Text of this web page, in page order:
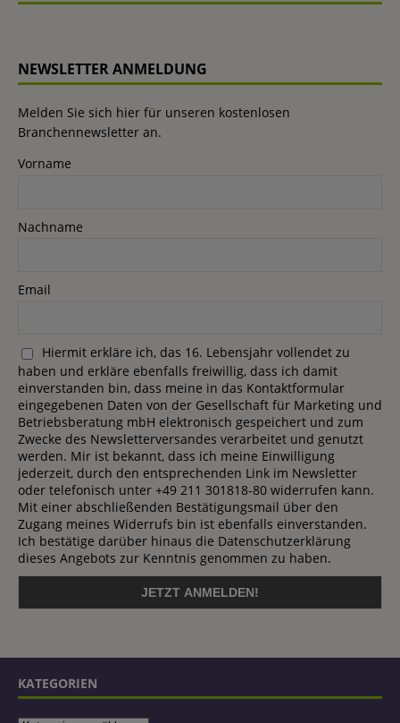
NEWSLETTER ANMELDUNG
Melden Sie sich hier für unseren kostenlosen
Branchennewsletter an.
Vorname
Nachname
Email
Hiermit erkläre ich, das 16. Lebensjahr vollendet zu
haben und erkläre ebenfalls freiwillig, dass ich damit
einverstanden bin, dass meine in das Kontaktformular
eingegebenen Daten von der Gesellschaft für Marketing und
Betriebsberatung mbH elektronisch gespeichert und zum
Zwecke des Newsletterversandes verarbeitet und genutzt
werden. Mir ist bekannt, dass ich meine Einwilligung
jederzeit, durch den entsprechenden Link im Newsletter
oder telefonisch unter +49 211 301818-80 widerrufen kann.
Mit einer abschließenden Bestätigungsmail über den
Zugang meines Widerrufs bin ist ebenfalls einverstanden.
Ich bestätige darüber hinaus die Datenschutzerklärung
dieses Angebots zur Kenntnis genommen zu haben.
KATEGORIEN